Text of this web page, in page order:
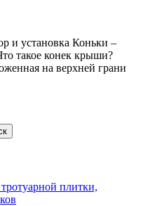
и установка Коньки –
такое конек крыши?
на верхней грани
плитки,